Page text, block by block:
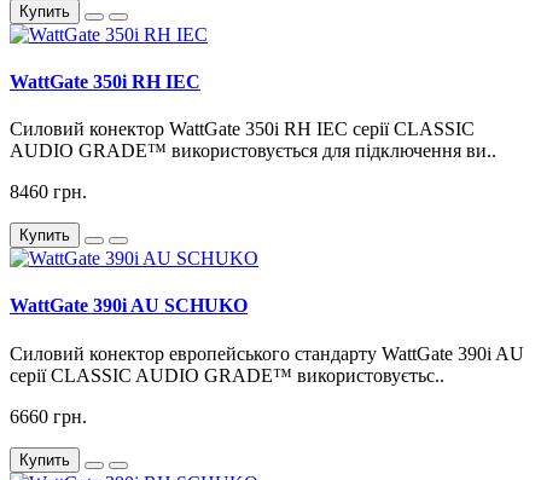
Купить
WattGate 350i RH IEC
Силовий конектор WattGate 350i RH IEC серії CLASSIC
AUDIO GRADE™ використовується для підключення ви..
8460 грн.
Купить
WattGate 390i AU SCHUKO
Силовий конектор европейського стандарту WattGate 390i AU
серії CLASSIC AUDIO GRADE™ використовуєтьс..
6660 грн.
Купить